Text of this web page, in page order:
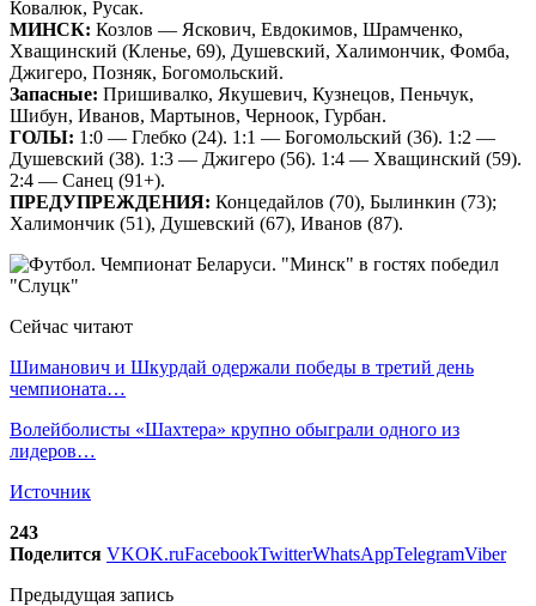
Ковалюк, Русак.
МИНСК: Козлов — Яскович, Евдокимов, Шрамченко,
Хващинский (Кленье, 69), Душевский, Халимончик, Фомба,
Джигеро, Позняк, Богомольский.
Запасные: Пришивалко, Якушевич, Кузнецов, Пеньчук,
Шибун, Иванов, Мартынов, Черноок, Гурбан.
ГОЛЫ: 1:0 — Глебко (24). 1:1 — Богомольский (36). 1:2 —
Душевский (38). 1:3 — Джигеро (56). 1:4 — Хващинский (59).
2:4 — Санец (91+).
ПРЕДУПРЕЖДЕНИЯ: Концедайлов (70), Былинкин (73);
Халимончик (51), Душевский (67), Иванов (87).
Сейчас читают
Шиманович и Шкурдай одержали победы в третий день
чемпионата…
Волейболисты «Шахтера» крупно обыграли одного из
лидеров…
Источник
243
Поделится VKOK.ruFacebookTwitterWhatsAppTelegramViber
Предыдущая запись